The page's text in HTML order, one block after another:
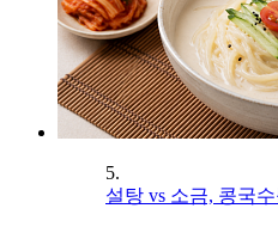
5.
설탕 vs 소금, 콩국